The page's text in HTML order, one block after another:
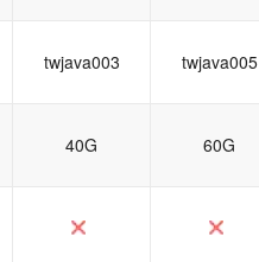
twjava003 twjava005
40G 60G